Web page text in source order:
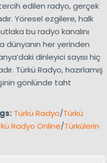
edilen radyo, gerçek
Yöresel ezgilere, halk
bu radyo kanalını
dünyanın her yerinden
dinleyici sayısı hiç
Türkü Radyo, hazırlamış
gönlünde taht
Türkü Radyo/Türkü
Radyo Online/Türkülerin